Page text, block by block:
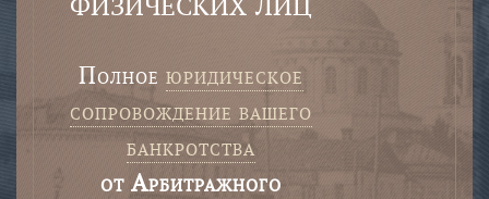
полное юридическое
сопровождение вашего
банкротства
от Арбитражного